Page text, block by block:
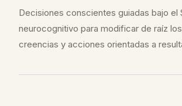
Decisiones conscientes guiadas bajo el
neurocognitivo para modificar de raíz
creencias y acciones orientadas a